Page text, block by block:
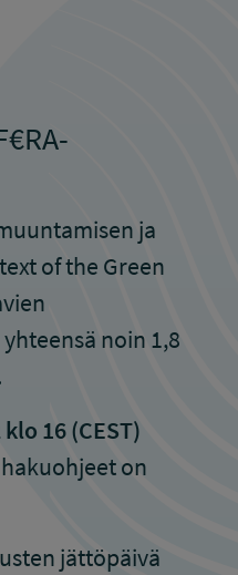
ja
of the Green
noin 1,8
16 (CEST)
on
jättöpäivä